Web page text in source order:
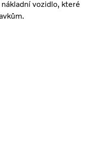
vozidlo, které